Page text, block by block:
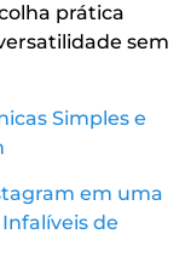
prática
sem
Simples e
em uma
de